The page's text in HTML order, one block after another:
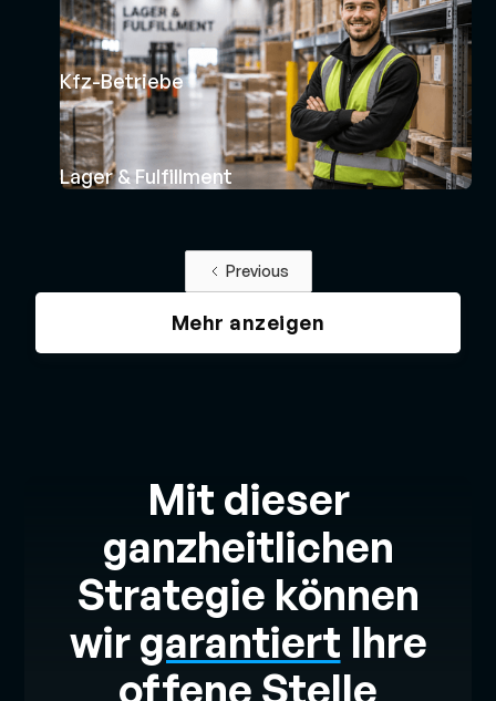
Kfz-Betriebe
Lager & Fulfillment
Previous
Mehr anzeigen
Mit dieser
ganzheitlichen
Strategie können
wirgarantiert Ihre
offene Stelle